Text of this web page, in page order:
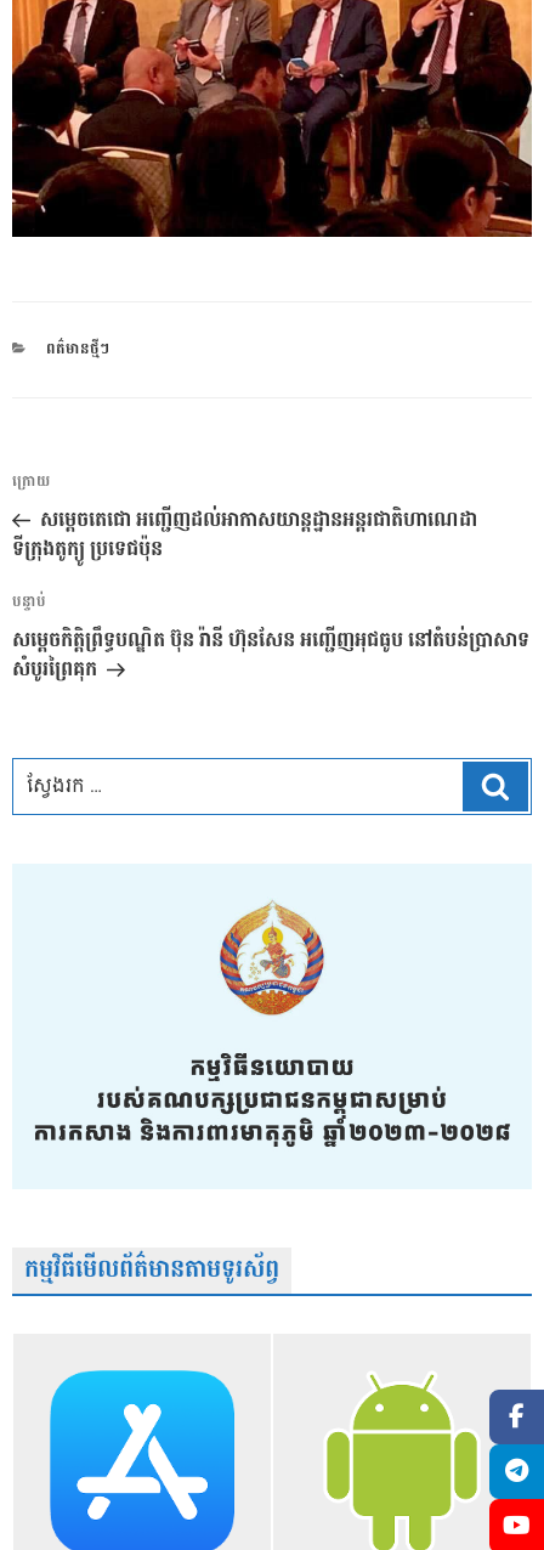
CATEGORIES
ពត៌មានថ្មីៗ
ការ​
នាំទិស​
ប្រកាស
អត្ថបទ
មុន
ក្រោយ
សម្ដេចតេជោ អញ្ជើញដល់អាកាសយាន្តដ្ឋានអន្តរជាតិហាណេដា
ទីក្រុងតូក្យូ ប្រទេជប៉ុន
អត្ថបទ
បន្ទាប់
បន្ទាប់
សម្ដេចកិត្ដិព្រឹទ្ធបណ្ឌិត ប៊ុន រ៉ានី ហ៊ុនសែន អញ្ជើញអុជធូប នៅតំបន់ប្រាសាទ
សំបូរព្រៃគុក
កម្មវិធីមើលព័ត៌មានតាមទូរស័ព្វ